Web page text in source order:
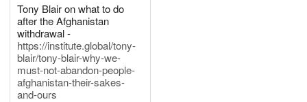
Tony Blair on what to do
after the Afghanistan
withdrawal -
https://institute.global/tony-
blair/tony-blair-why-we-
must-not-abandon-people-
afghanistan-their-sakes-
and-ours